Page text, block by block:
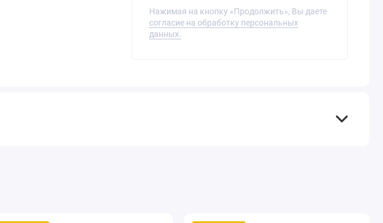
Нажимая на кнопку «Продолжить», Вы даете
согласие на обработку персональных
данных.